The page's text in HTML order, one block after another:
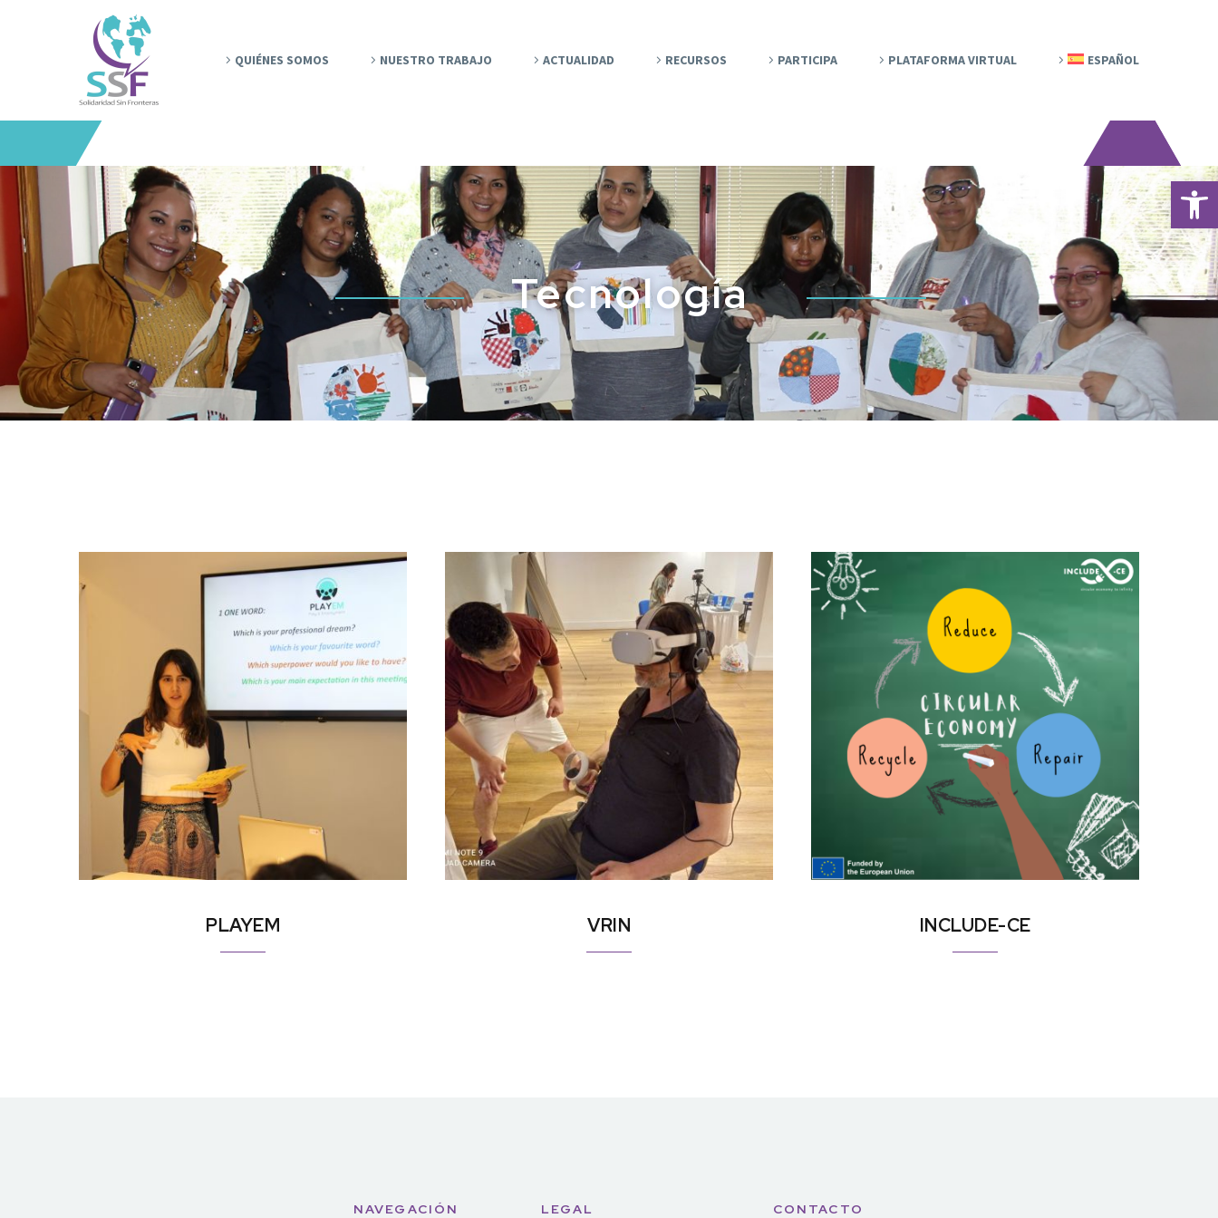
Abrir
QUIÉNES SOMOS NUESTRO TRABAJO ACTUALIDAD RECURSOS PARTICIPA PLATAFORMA VIRTUAL ESPAÑOL
Tecnología
PLAYEM VRIN INCLUDE-CE
NAVEGACIÓN LEGAL CONTACTO